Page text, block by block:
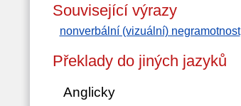
Související výrazy
nonverbální (vizuální) negramotnost
Překlady do jiných jazyků
Anglicky